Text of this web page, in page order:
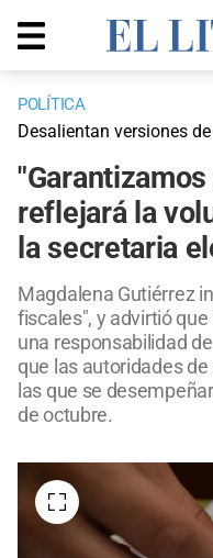
POLÍTICA
Desalientan versiones
reflejará la
la secretaria
Magdalena Gutiérrez
fiscales", y advirtió
una responsabilidad
que las autoridades
las que se
de octubre.